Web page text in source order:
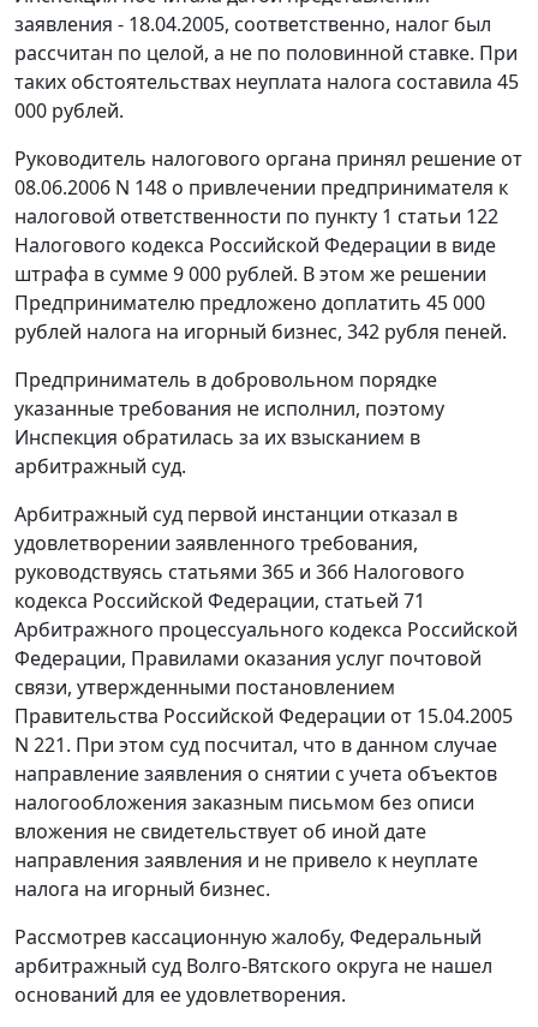
заявления - 18.04.2005, соответственно, налог был
рассчитан по целой, а не по половинной ставке. При
таких обстоятельствах неуплата налога составила 45
000 рублей.
Руководитель налогового органа принял решение от
08.06.2006 N 148 о привлечении предпринимателя к
налоговой ответственности по пункту 1 статьи 122
Налогового кодекса Российской Федерации в виде
штрафа в сумме 9 000 рублей. В этом же решении
Предпринимателю предложено доплатить 45 000
рублей налога на игорный бизнес, 342 рубля пеней.
Предприниматель в добровольном порядке
указанные требования не исполнил, поэтому
Инспекция обратилась за их взысканием в
арбитражный суд.
Арбитражный суд первой инстанции отказал в
удовлетворении заявленного требования,
руководствуясь статьями 365 и 366 Налогового
кодекса Российской Федерации, статьей 71
Арбитражного процессуального кодекса Российской
Федерации, Правилами оказания услуг почтовой
связи, утвержденными постановлением
Правительства Российской Федерации от 15.04.2005
N 221. При этом суд посчитал, что в данном случае
направление заявления о снятии с учета объектов
налогообложения заказным письмом без описи
вложения не свидетельствует об иной дате
направления заявления и не привело к неуплате
налога на игорный бизнес.
Рассмотрев кассационную жалобу, Федеральный
арбитражный суд Волго-Вятского округа не нашел
оснований для ее удовлетворения.